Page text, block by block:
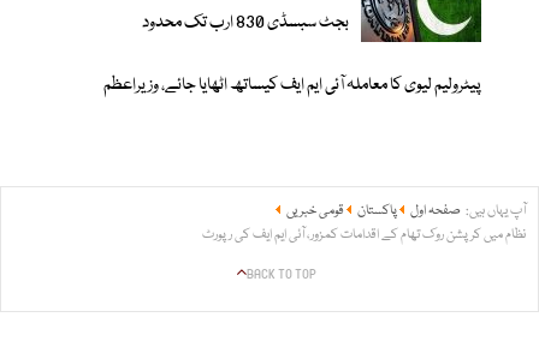
بجٹ سبسڈی 830 ارب تک محدود
پیٹرولیم لیوی کا معاملہ آئی ایم ایف کیساتھ اٹھایا جائے، وزیراعظم
آپ یہاں ہیں: صفحہ اول پاکستان
قومی خبریں
نظام میں کرپشن روک تھام کے اقدامات کمزور، آئی ایم ایف کی رپورٹ
BACK TO TOP